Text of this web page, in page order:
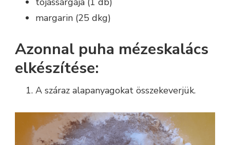
margarin (25 dkg)
Azonnal puha mézeskalács
elkészítése:
A száraz alapanyagokat összekeverjük.